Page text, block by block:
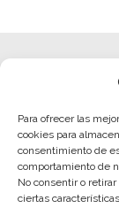
Para ofrecer las
cookies para
consentimiento de
comportamiento de
No consentir o
ciertas